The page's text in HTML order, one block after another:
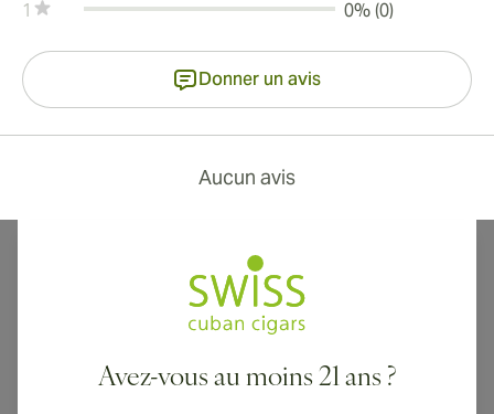
1
0% (0)
Donner un avis
Aucun avis
Avez-vous au moins 21 ans ?
Livraison internationale disponible vers le Canada, le Royaume-Uni